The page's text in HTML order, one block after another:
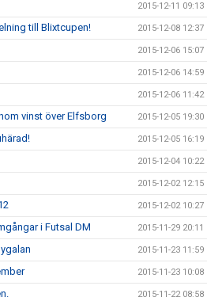
2015-12-11 09:13
till Blixtcupen! 2015-12-08 12:37
2015-12-06 15:07
2015-12-06 14:59
2015-12-06 11:42
vinst över Elfsborg 2015-12-05 19:30
2015-12-05 16:19
2015-12-04 10:22
2015-12-02 12:15
2015-12-02 10:27
i Futsal DM 2015-11-29 20:11
2015-11-23 11:59
2015-11-23 10:08
2015-11-22 08:58